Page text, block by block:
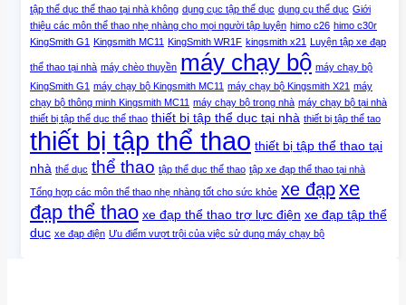
tập thể dục thể thao tại nhà không dụng cục tập thể dục dụng cụ thể dục Giới
thiệu các môn thể thao nhẹ nhàng cho mọi người tập luyện himo c26 himo c30r
KingSmith G1 Kingsmith MC11 KingSmith WR1F kingsmith x21 Luyện tập xe đạp
thể thao tại nhà máy chèo thuyền máy chạy bộ máy chạy bộ
KingSmith G1 máy chạy bộ Kingsmith MC11 máy chạy bộ Kingsmith X21 máy
chạy bộ thông minh Kingsmith MC11 máy chạy bộ trong nhà máy chạy bộ tại nhà
thiết bị tập thể dục thể thao thiết bị tập thể dục tại nhà thiết bị tập thể tao
thiết bị tập thể thao thiết bị tập thể thao tại
nhà thể dục thể thao tập thể dục thể thao tập xe đạp thể thao tại nhà
Tổng hợp các môn thể thao nhẹ nhàng tốt cho sức khỏe xe đạpxe
đạp thể thao xe đạp thể thao trợ lực điện xe đạp tập thể
dục xe đạp điện Ưu điểm vượt trội của việc sử dụng máy chạy bộ